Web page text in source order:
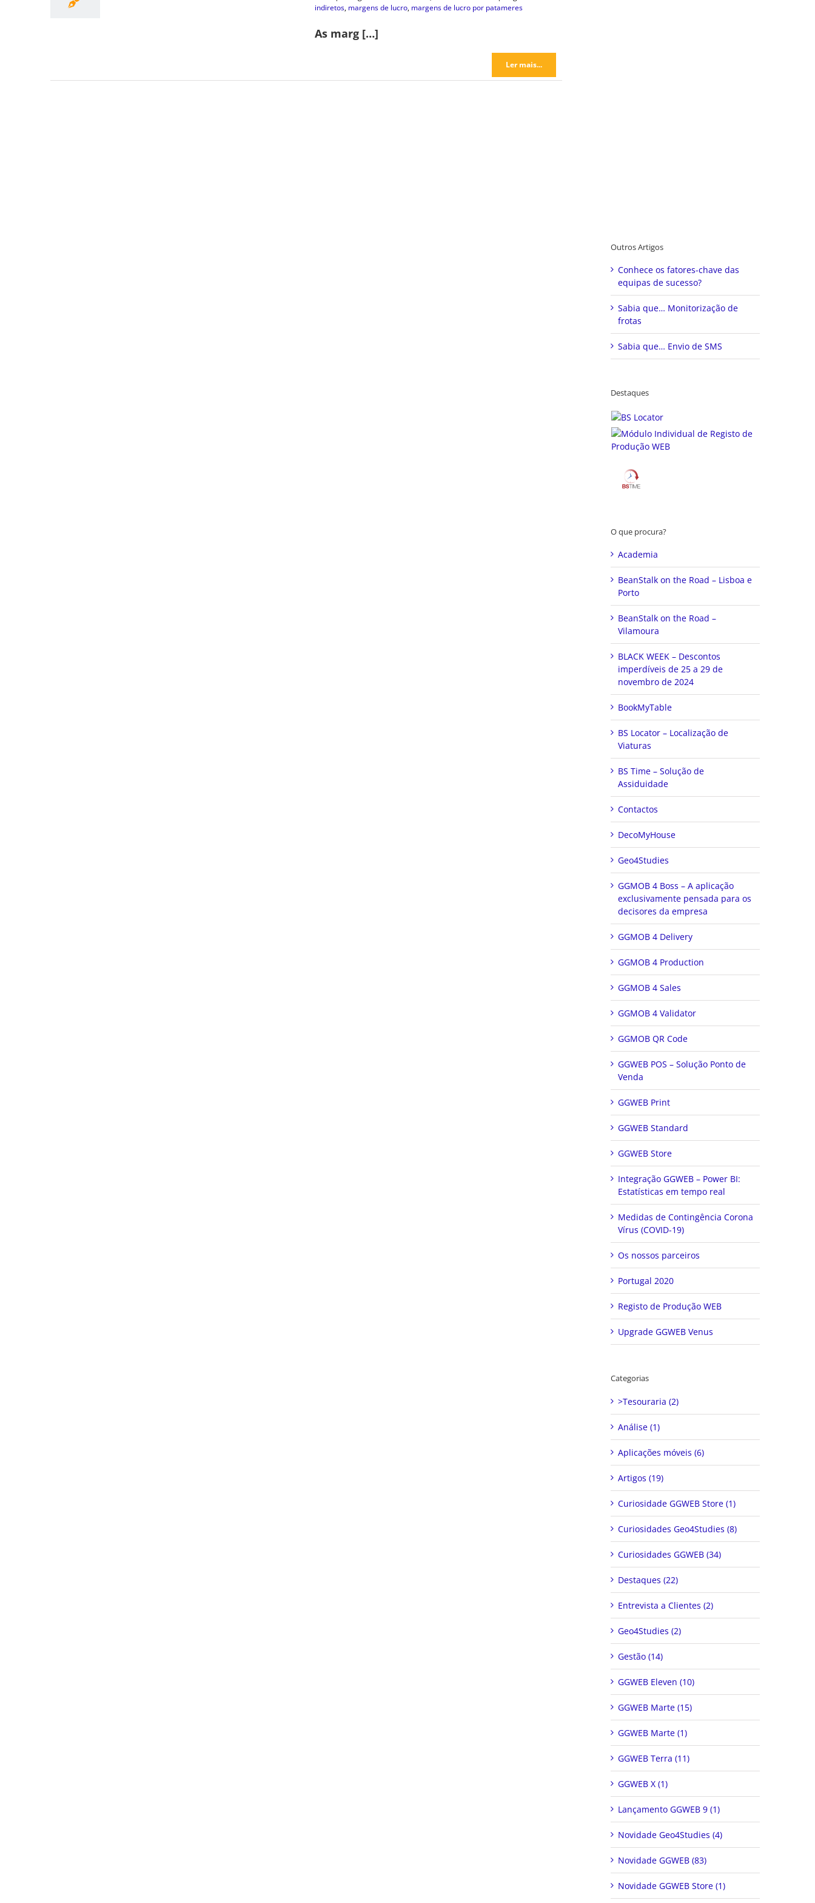
indiretos, margens de lucro, margens de lucro por patameres
As marg […]
Ler mais...
Outros Artigos
Conhece os fatores-chave das
equipas de sucesso?
Sabia que… Monitorização de
frotas
Sabia que… Envio de SMS
Destaques
O que procura?
Academia
BeanStalk on the Road – Lisboa e
Porto
BeanStalk on the Road –
Vilamoura
BLACK WEEK – Descontos
imperdíveis de 25 a 29 de
novembro de 2024
BookMyTable
BS Locator – Localização de
Viaturas
BS Time – Solução de
Assiduidade
Contactos
DecoMyHouse
Geo4Studies
GGMOB 4 Boss – A aplicação
exclusivamente pensada para os
decisores da empresa
GGMOB 4 Delivery
GGMOB 4 Production
GGMOB 4 Sales
GGMOB 4 Validator
GGMOB QR Code
GGWEB POS – Solução Ponto de
Venda
GGWEB Print
GGWEB Standard
GGWEB Store
Integração GGWEB – Power BI:
Estatísticas em tempo real
Medidas de Contingência Corona
Vírus (COVID-19)
Os nossos parceiros
Portugal 2020
Registo de Produção WEB
Upgrade GGWEB Venus
Categorias
>Tesouraria (2)
Análise (1)
Aplicações móveis (6)
Artigos (19)
Curiosidade GGWEB Store (1)
Curiosidades Geo4Studies (8)
Curiosidades GGWEB (34)
Destaques (22)
Entrevista a Clientes (2)
Geo4Studies (2)
Gestão (14)
GGWEB Eleven (10)
GGWEB Marte (15)
GGWEB Marte (1)
GGWEB Terra (11)
GGWEB X (1)
Lançamento GGWEB 9 (1)
Novidade Geo4Studies (4)
Novidade GGWEB (83)
Novidade GGWEB Store (1)